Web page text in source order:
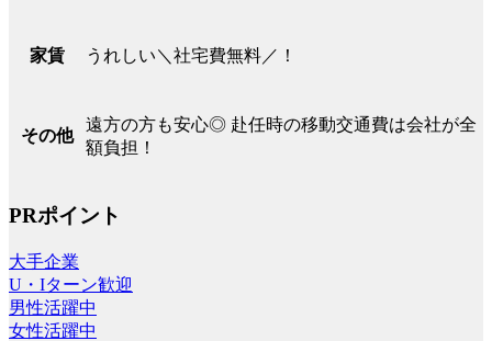
家賃 うれしい＼社宅費無料／！
その他
遠方の方も安心◎ 赴任時の移動交通費は会社が全
額負担！
PRポイント
大手企業
U・Iターン歓迎
男性活躍中
女性活躍中